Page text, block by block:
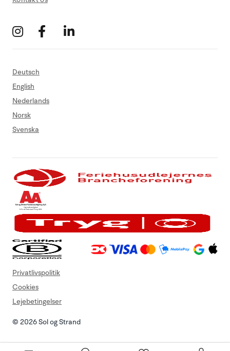
Deutsch
English
Nederlands
Norsk
Svenska
© 2026 Sol og Strand
Privatlivspolitik
Cookies
Lejebetingelser